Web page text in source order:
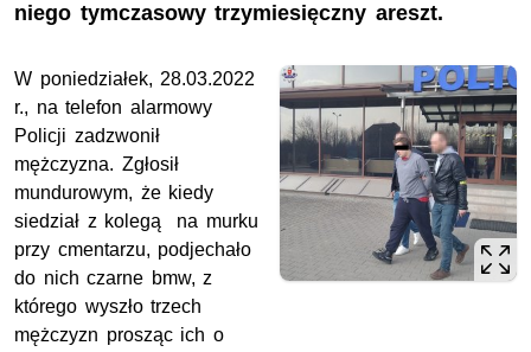
niego tymczasowy trzymiesięczny areszt.
W poniedziałek, 28.03.2022
r., na telefon alarmowy
Policji zadzwonił
mężczyzna. Zgłosił
mundurowym, że kiedy
siedział z kolegą na murku
przy cmentarzu, podjechało
do nich czarne bmw, z
którego wyszło trzech
mężczyzn prosząc ich o